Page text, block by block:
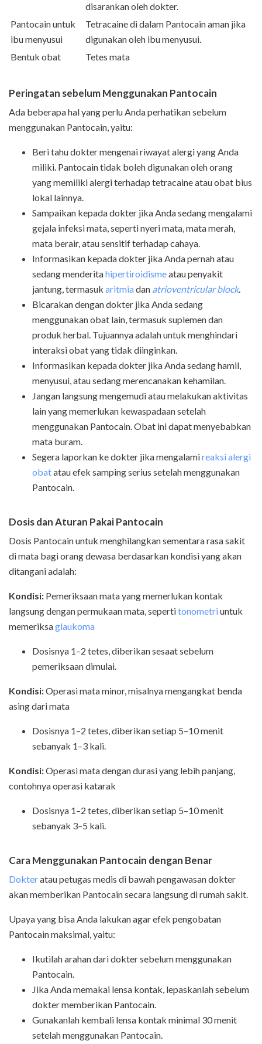
disarankan oleh dokter.
Pantocain untuk
ibu menyusui
Tetracaine di dalam Pantocain aman jika
digunakan oleh ibu menyusui.
Bentuk obat
Tetes mata
Peringatan sebelum Menggunakan Pantocain
Ada beberapa hal yang perlu Anda perhatikan sebelum
menggunakan Pantocain, yaitu:
Beri tahu dokter mengenai riwayat alergi yang Anda
miliki. Pantocain tidak boleh digunakan oleh orang
yang memiliki alergi terhadap tetracaine atau obat bius
lokal lainnya.
Sampaikan kepada dokter jika Anda sedang mengalami
gejala infeksi mata, seperti nyeri mata, mata merah,
mata berair, atau sensitif terhadap cahaya.
Informasikan kepada dokter jika Anda pernah atau
sedang menderitahipertiroidismeatau penyakit
jantung, termasuk aritmiadan atrioventricular block.
Bicarakan dengan dokter jika Anda sedang
menggunakan obat lain, termasuk suplemen dan
produk herbal. Tujuannya adalah untuk menghindari
interaksi obat yang tidak diinginkan.
Informasikan kepada dokter jika Anda sedang hamil,
menyusui, atau sedang merencanakan kehamilan.
Jangan langsung mengemudi atau melakukan aktivitas
lain yang memerlukan kewaspadaan setelah
menggunakan Pantocain. Obat ini dapat menyebabkan
mata buram.
Segera laporkan ke dokter jika mengalamireaksi alergi
obatatau efek samping serius setelah menggunakan
Pantocain.
Dosis dan Aturan Pakai Pantocain
Dosis Pantocain untuk menghilangkan sementara rasa sakit
di mata bagi orang dewasa berdasarkan kondisi yang akan
ditangani adalah:
Kondisi: Pemeriksaan mata yang memerlukan kontak
langsung dengan permukaan mata, sepertitonometriuntuk
memeriksaglaukoma
Dosisnya 1–2 tetes, diberikan sesaat sebelum
pemeriksaan dimulai.
Kondisi:Operasi mata minor, misalnya mengangkat benda
asing dari mata
Dosisnya 1–2 tetes, diberikan setiap 5–10 menit
sebanyak 1–3 kali.
Kondisi:Operasi mata dengan durasi yang lebih panjang,
contohnya operasi katarak
Dosisnya 1–2 tetes, diberikan setiap 5–10 menit
sebanyak 3–5 kali.
Cara Menggunakan Pantocain dengan Benar
Dokteratau petugas medis di bawah pengawasan dokter
akan memberikan Pantocain secara langsung di rumah sakit.
Upaya yang bisa Anda lakukan agar efek pengobatan
Pantocain maksimal, yaitu:
Ikutilah arahan dari dokter sebelum menggunakan
Pantocain.
Jika Anda memakai lensa kontak, lepaskanlah sebelum
dokter memberikan Pantocain.
Gunakanlah kembali lensa kontak minimal 30 menit
setelah menggunakan Pantocain.